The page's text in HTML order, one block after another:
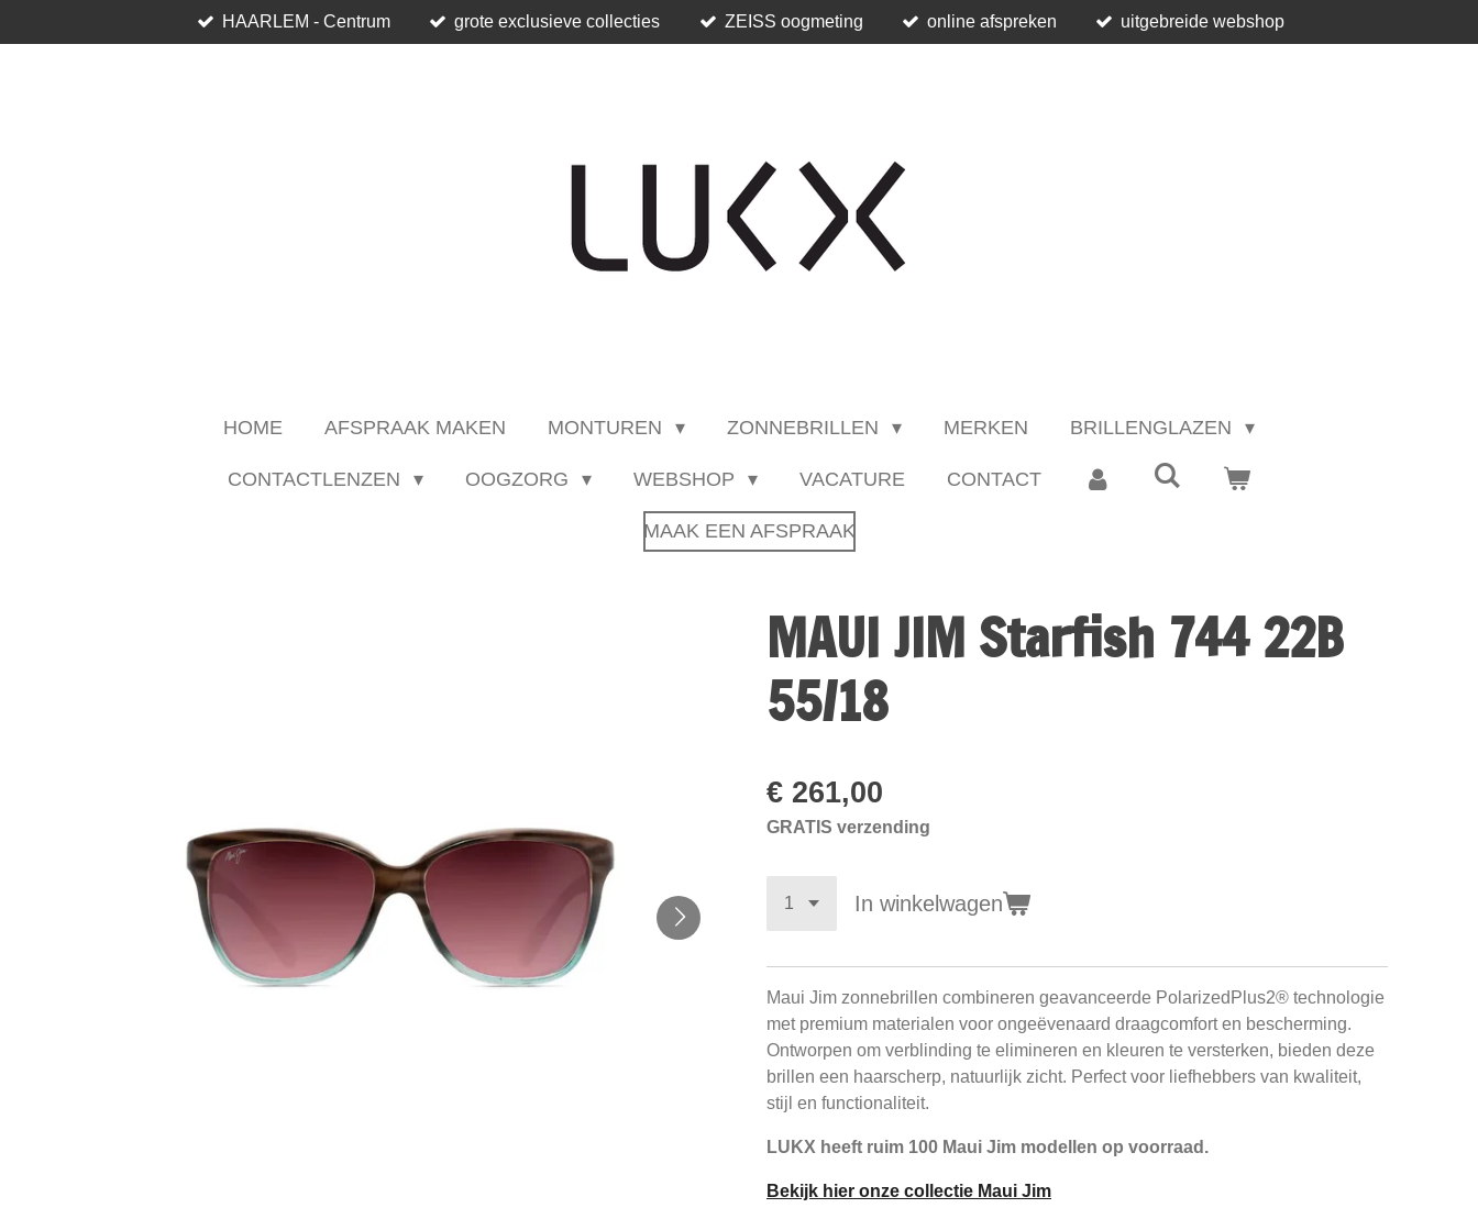
direct
HAARLEM - Centrum grote exclusieve collecties ZEISS oogmeting online afspreken uitgebreide webshop
HOME AFSPRAAK MAKEN MONTUREN ZONNEBRILLEN MERKEN BRILLENGLAZEN
CONTACTLENZEN OOGZORG WEBSHOP VACATURE CONTACT
MAAK EEN AFSPRAAK
MAUI JIM Starfish 744 22B
55/18
€ 261,00
GRATIS verzending
In winkelwagen
Maui Jim zonnebrillen combineren geavanceerde PolarizedPlus2® technologie
met premium materialen voor ongeëvenaard draagcomfort en bescherming.
Ontworpen om verblinding te elimineren en kleuren te versterken, bieden deze
brillen een haarscherp, natuurlijk zicht. Perfect voor liefhebbers van kwaliteit,
stijl en functionaliteit.
LUKX heeft ruim 100 Maui Jim modellen op voorraad.
Bekijk hier onze collectie Maui Jim